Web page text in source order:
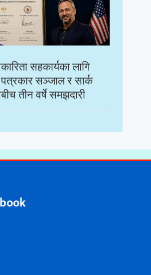
सहकार्यका लागि
सञ्जाल र सार्क
तीन वर्षे समझदारी